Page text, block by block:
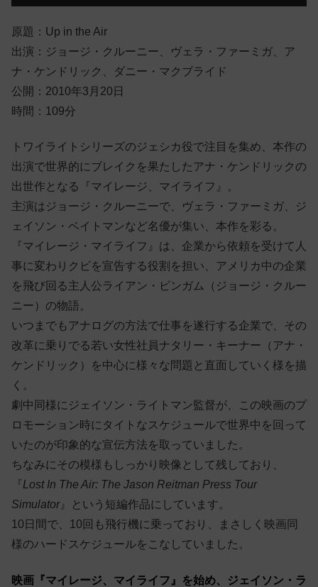
原題：Up in the Air
出演：ジョージ・クルーニー、ヴェラ・ファーミガ、ア
ナ・ケンドリック、ダニー・マクブライド
公開：2010年3月20日
時間：109分
トワイライトシリーズのジェシカ役で注目を集め、本作の
出演で世界的にブレイクを果たしたアナ・ケンドリックの
出世作となる『マイレージ、マイライフ』。
主演はジョージ・クルーニーで、ヴェラ・ファーミガ、ジ
ェイソン・ベイトマンなど名優が集い、本作を彩る。
『マイレージ・マイライフ』は、企業から依頼を受けて人
事に変わりクビを宣告する役割を担い、アメリカ中の企業
を飛び回る主人公ライアン・ビンガム（ジョージ・クルー
ニー）の物語。
いつまでもアナログの方法で仕事を遂行する企業で、その
改革に乗りでる若い女性社員ナタリー・キーナー（アナ・
ケンドリック）を中心に様々な問題と直面していく様を描
く。
劇中同様にジェイソン・ライトマン監督が、この映画のプ
ロモーション時にタイトなスケジュールで世界中を回って
いたのが印象的な宣伝方法を取っていました。
ちなみにその模様もしっかり映像として残しており、
『 Lost In The Air: The Jason Reitman Press Tour
Simulator』という短編作品にしています。
10日間で、10回も飛行機に乗っており、まさしく映画同
様のハードスケジュールをこなしていました。
映画『マイレージ、マイライフ』を始め、ジェイソン・ラ